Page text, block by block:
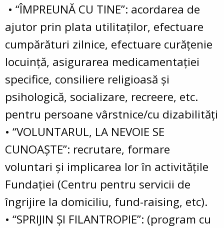
• “ÎMPREUNĂ CU TINE”: acordarea de
ajutor prin plata utilitaţilor, efectuare
cumpărături zilnice, efectuare curăţenie
locuinţă, asigurarea medicamentaţiei
specifice, consiliere religioasă şi
psihologică, socializare, recreere, etc.
pentru persoane vârstnice/cu dizabilităţi
• “VOLUNTARUL, LA NEVOIE SE
CUNOAŞTE”: recrutare, formare
voluntari şi implicarea lor în activităţile
Fundaţiei (Centru pentru servicii de
îngrijire la domiciliu, fund-raising, etc).
• “SPRIJIN ŞI FILANTROPIE”: (program cu